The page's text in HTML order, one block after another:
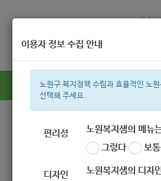
복지정보
복지관 지원금 이용
이용자 정보 수집 안내
노원구 복지정책 수립과 효율적인 노
선택해 주세요.
편리성
노원복지샘의 메뉴
그렇다
보
디자인
노원복지샘의 디자